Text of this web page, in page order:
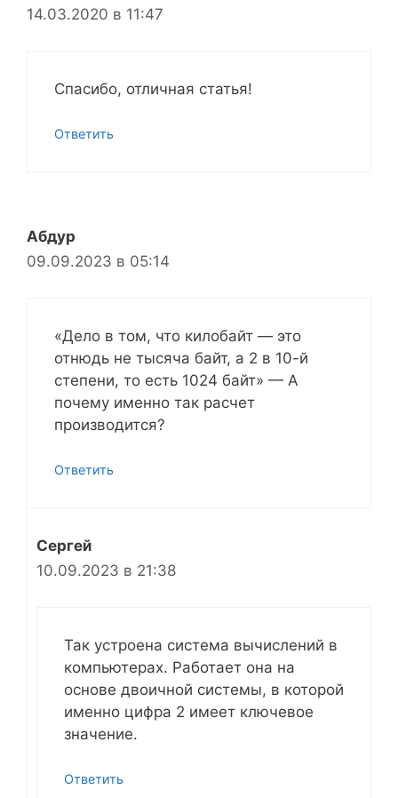
14.03.2020 в 11:47
Спасибо, отличная статья!
Ответить
Абдур
09.09.2023 в 05:14
«Дело в том, что килобайт — это
отнюдь не тысяча байт, а 2 в 10-й
степени, то есть 1024 байт» — А
почему именно так расчет
производится?
Ответить
Сергей
10.09.2023 в 21:38
Так устроена система вычислений в
компьютерах. Работает она на
основе двоичной системы, в которой
именно цифра 2 имеет ключевое
значение.
Ответить